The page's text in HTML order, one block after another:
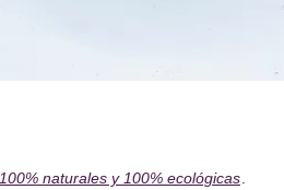
100% naturales y 100% ecológicas